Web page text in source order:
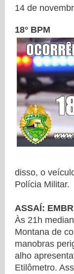
14 de
18° BPM
disso, o
Polícia Militar.
ASSAÍ:
Às 21h
Montana de
manobras
alho
Etilômetro.